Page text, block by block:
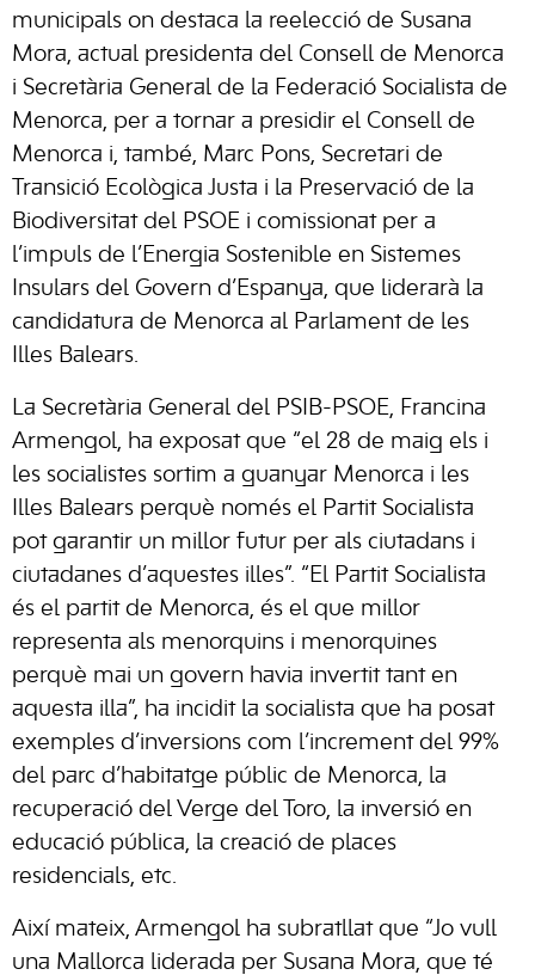
municipals on destaca la reelecció de Susana
Mora, actual presidenta del Consell de Menorca
i Secretària General de la Federació Socialista de
Menorca, per a tornar a presidir el Consell de
Menorca i, també, Marc Pons, Secretari de
Transició Ecològica Justa i la Preservació de la
Biodiversitat del PSOE i comissionat per a
l’impuls de l’Energia Sostenible en Sistemes
Insulars del Govern d’Espanya, que liderarà la
candidatura de Menorca al Parlament de les
Illes Balears.
La Secretària General del PSIB-PSOE, Francina
Armengol, ha exposat que “el 28 de maig els i
les socialistes sortim a guanyar Menorca i les
Illes Balears perquè només el Partit Socialista
pot garantir un millor futur per als ciutadans i
ciutadanes d’aquestes illes”. “El Partit Socialista
és el partit de Menorca, és el que millor
representa als menorquins i menorquines
perquè mai un govern havia invertit tant en
aquesta illa”, ha incidit la socialista que ha posat
exemples d’inversions com l’increment del 99%
del parc d’habitatge públic de Menorca, la
recuperació del Verge del Toro, la inversió en
educació pública, la creació de places
residencials, etc.
Així mateix, Armengol ha subratllat que “Jo vull
una Mallorca liderada per Susana Mora, que té